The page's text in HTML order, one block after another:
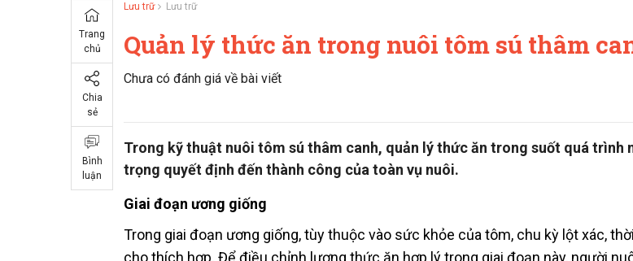
Trang
chủ
Chia
sẻ
Bình
luận
Lưu trữ Lưu trữ
Quản lý thức ăn trong nuôi tôm sú thâm
Chưa có đánh giá về bài viết
Trong kỹ thuật nuôi tôm sú thâm canh, quản lý thức ăn trong suốt quá trình
trọng quyết định đến thành công của toàn vụ nuôi.
Giai đoạn ương giống
Trong giai đoạn ương giống, tùy thuộc vào sức khỏe của tôm, chu kỳ lột xác,
cho thích hợp. Để điều chỉnh lượng thức ăn hợp lý trong giai đoạn này, người